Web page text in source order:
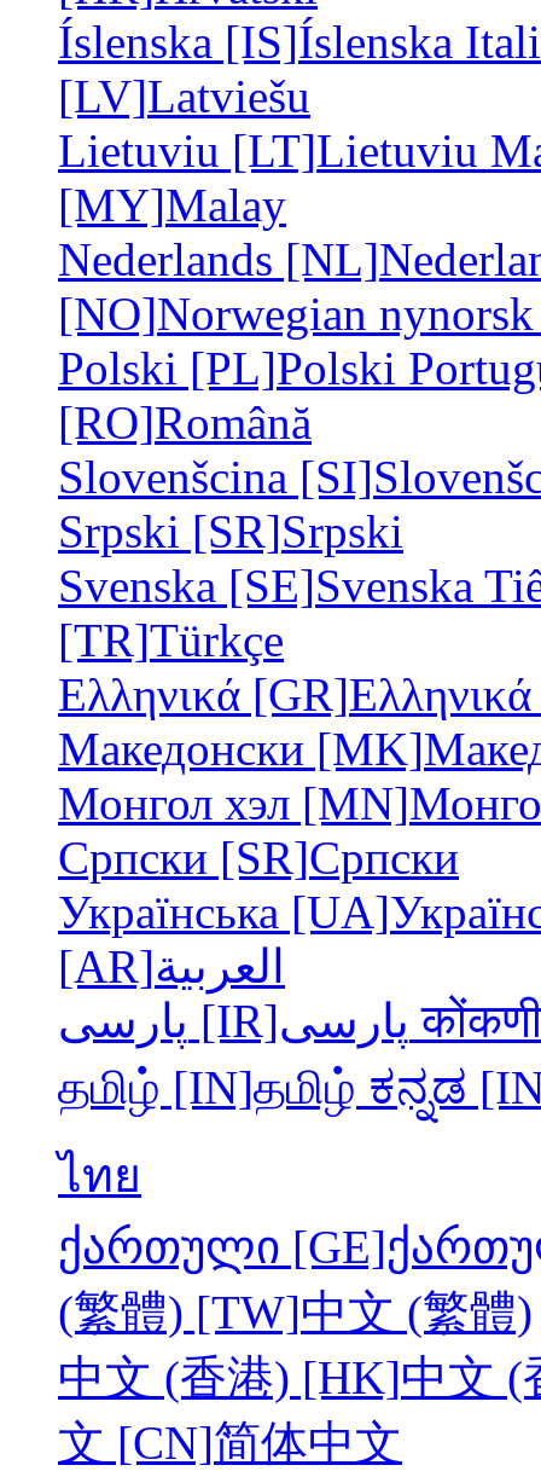
Íslenska [IS]Íslenska
[LV]Latviešu
Lietuviu [LT]Lietuviu
[MY]Malay
Nederlands [NL]
[NO]Norwegian
Polski [PL]Polski
[RO]Română
Slovenšcina [SI]
Srpski [SR]Srpski
Svenska [SE]Svenska
[TR]Türkçe
Ελληνικά [GR]
Македонски [MK]
Монгол хэл [MN]
Српски [SR]Српски
Українська [UA]
[AR]العربية
پارسی [IR]
پارسی
தமிழ் [IN]தமிழ் ಕನ್ನಡ
ไทย
ქართული [GE]
(繁體) [TW]中文 (繁體)
中文 (香港) [HK]中文
文 [CN]简体中文